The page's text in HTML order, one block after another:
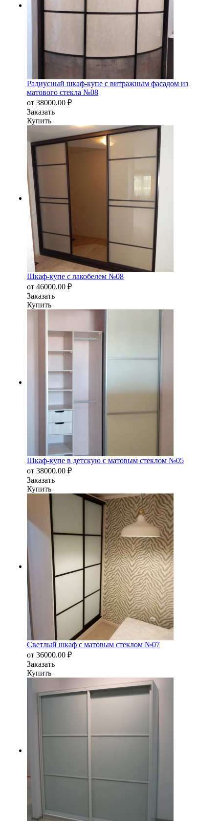
Радиусный шкаф-купе с витражным фасадом из
матового стекла №08
от 38000.00 ₽
Заказать
Купить
Шкаф-купе с лакобелем №08
от 46000.00 ₽
Заказать
Купить
Шкаф-купе в детскую с матовым стеклом №05
от 38000.00 ₽
Заказать
Купить
Светлый шкаф с матовым стеклом №07
от 36000.00 ₽
Заказать
Купить